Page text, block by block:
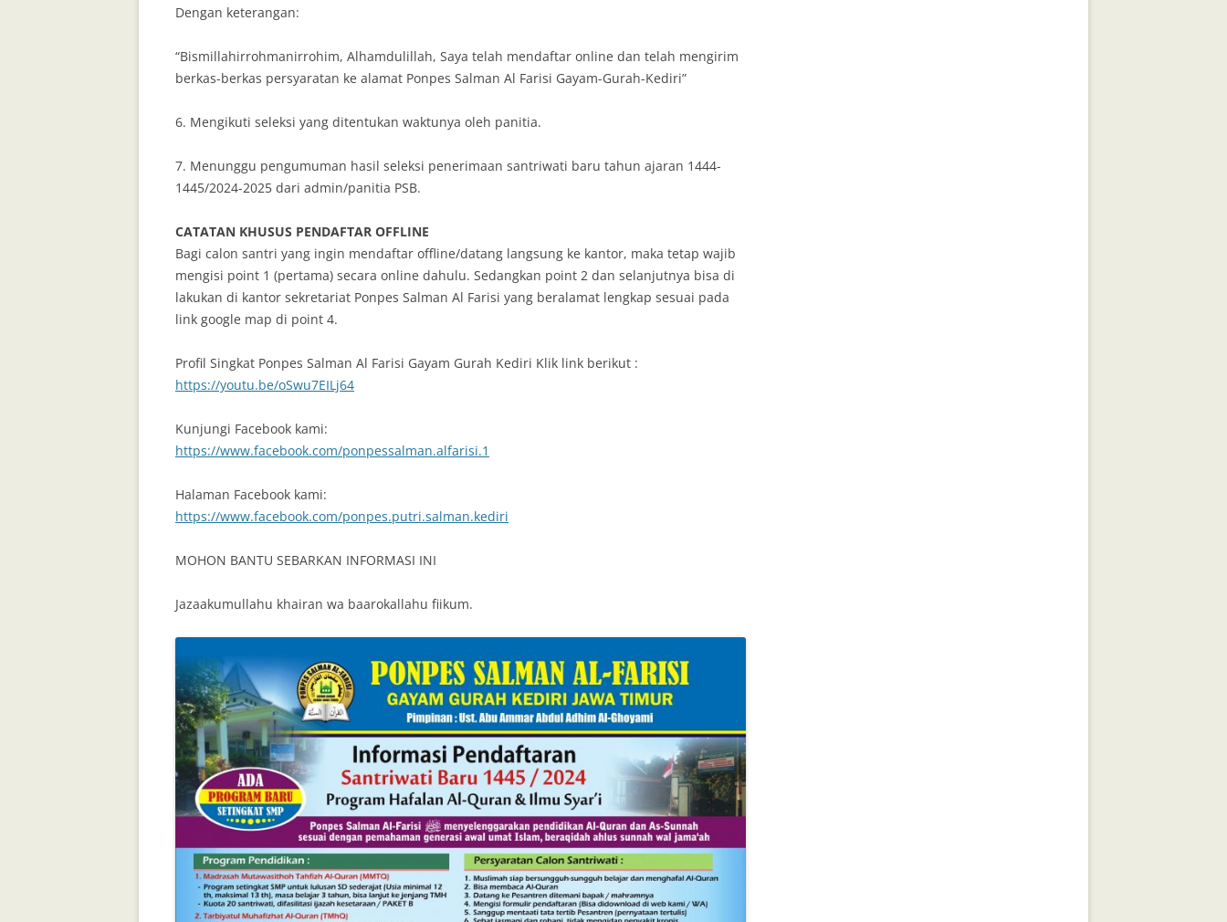
Dengan keterangan:
“Bismillahirrohmanirrohim, Alhamdulillah, Saya telah mendaftar online dan telah mengirim
berkas-berkas persyaratan ke alamat Ponpes Salman Al Farisi Gayam-Gurah-Kediri”
6. Mengikuti seleksi yang ditentukan waktunya oleh panitia.
7. Menunggu pengumuman hasil seleksi penerimaan santriwati baru tahun ajaran 1444-
1445/2024-2025 dari admin/panitia PSB.
CATATAN KHUSUS PENDAFTAR OFFLINE
Bagi calon santri yang ingin mendaftar offline/datang langsung ke kantor, maka tetap wajib
mengisi point 1 (pertama) secara online dahulu. Sedangkan point 2 dan selanjutnya bisa di
lakukan di kantor sekretariat Ponpes Salman Al Farisi yang beralamat lengkap sesuai pada
link google map di point 4.
Profil Singkat Ponpes Salman Al Farisi Gayam Gurah Kediri Klik link berikut :
https://youtu.be/oSwu7EILj64
Kunjungi Facebook kami:
https://www.facebook.com/ponpessalman.alfarisi.1
Halaman Facebook kami:
https://www.facebook.com/ponpes.putri.salman.kediri
MOHON BANTU SEBARKAN INFORMASI INI
Jazaakumullahu khairan wa baarokallahu fiikum.